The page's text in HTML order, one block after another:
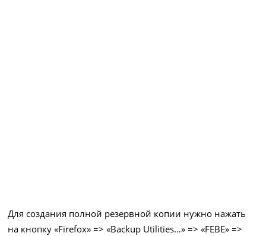
Для создания полной резервной копии нужно нажать
на кнопку «Firefox» => «Backup Utilities…» => «FEBE» =>